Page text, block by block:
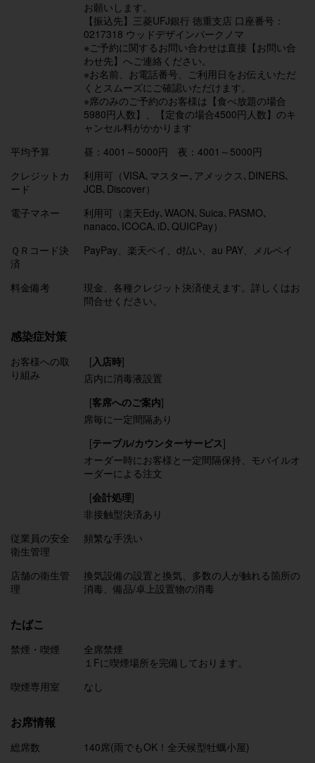
お願いします。
【振込先】三菱UFJ銀行 徳重支店 口座番号：
0217318 ウッドデザインパークノマ
※ご予約に関するお問い合わせは直接【お問い合
わせ先】へご連絡ください。
※お名前、お電話番号、ご利用日をお伝えいただ
くとスムーズにご確認いただけます。
※席のみのご予約のお客様は【食べ放題の場合
5980円人数】、【定食の場合4500円人数】のキ
ャンセル料がかかります
平均予算
昼：4001～5000円 夜：4001～5000円
クレジットカ
ード
利用可（VISA､マスター､アメックス､DINERS､
JCB､Discover）
電子マネー
利用可（楽天Edy､WAON､Suica､PASMO､
nanaco､ICOCA､iD､QUICPay）
ＱＲコード決
済
PayPay、楽天ペイ、d払い、au PAY、メルペイ
料金備考
現金、各種クレジット決済使えます。詳しくはお
問合せください。
感染症対策
お客様への取
り組み
[入店時]
店内に消毒液設置
[客席へのご案内]
席毎に一定間隔あり
[テーブル/カウンターサービス]
オーダー時にお客様と一定間隔保持
モバイルオ
ーダーによる注文
[会計処理]
非接触型決済あり
従業員の安全
衛生管理
頻繁な手洗い
店舗の衛生管
理
換気設備の設置と換気
多数の人が触れる箇所の
消毒
備品/卓上設置物の消毒
たばこ
禁煙・喫煙
全席禁煙
１Fに喫煙場所を完備しております。
喫煙専用室
なし
お席情報
総席数
140席(雨でもOK！全天候型牡蠣小屋)